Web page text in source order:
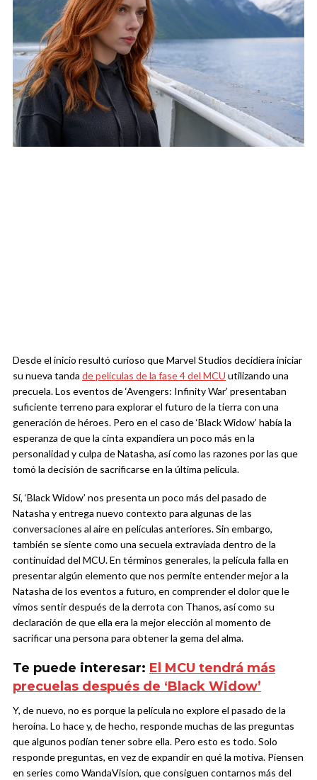
Desde el inicio resultó curioso que Marvel Studios decidiera iniciar
su nueva tanda de películas de la fase 4 del MCU utilizando una
precuela. Los eventos de ‘Avengers: Infinity War’ presentaban
suficiente terreno para explorar el futuro de la tierra con una
generación de héroes. Pero en el caso de ‘Black Widow’ había la
esperanza de que la cinta expandiera un poco más en la
personalidad y culpa de Natasha, así como las razones por las que
tomó la decisión de sacrificarse en la última película.
Sí, ‘Black Widow’ nos presenta un poco más del pasado de
Natasha y entrega nuevo contexto para algunas de las
conversaciones al aire en películas anteriores. Sin embargo,
también se siente como una secuela extraviada dentro de la
continuidad del MCU. En términos generales, la película falla en
presentar algún elemento que nos permite entender mejor a la
Natasha de los eventos a futuro, en comprender el dolor que le
vimos sentir después de la derrota con Thanos, así como su
declaración de que ella era la mejor elección al momento de
sacrificar una persona para obtener la gema del alma.
Te puede interesar: El MCU tendrá más
precuelas después de ‘Black Widow’
Y, de nuevo, no es porque la película no explore el pasado de la
heroína. Lo hace y, de hecho, responde muchas de las preguntas
que algunos podían tener sobre ella. Pero esto es todo. Solo
responde preguntas, en vez de expandir en qué la motiva. Piensen
en series como WandaVision, que consiguen contarnos más del